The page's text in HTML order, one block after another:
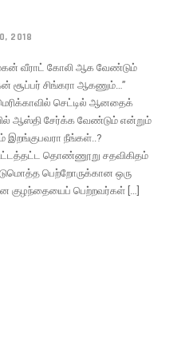
2018
மகன் வீராட் கோலி ஆக வேண்டும்
சூப்பர் சிங்கரா ஆகணும்…”
செட்டில் ஆனதைக்
ஆஸ்தி சேர்க்க வேண்டும் என்றும்
இறங்குபவரா நீங்கள்..?
தொண்ணூறு சதவிகிதம்
பெற்றோருக்கான ஒரு
குழந்தையைப் பெற்றவர்கள் […]